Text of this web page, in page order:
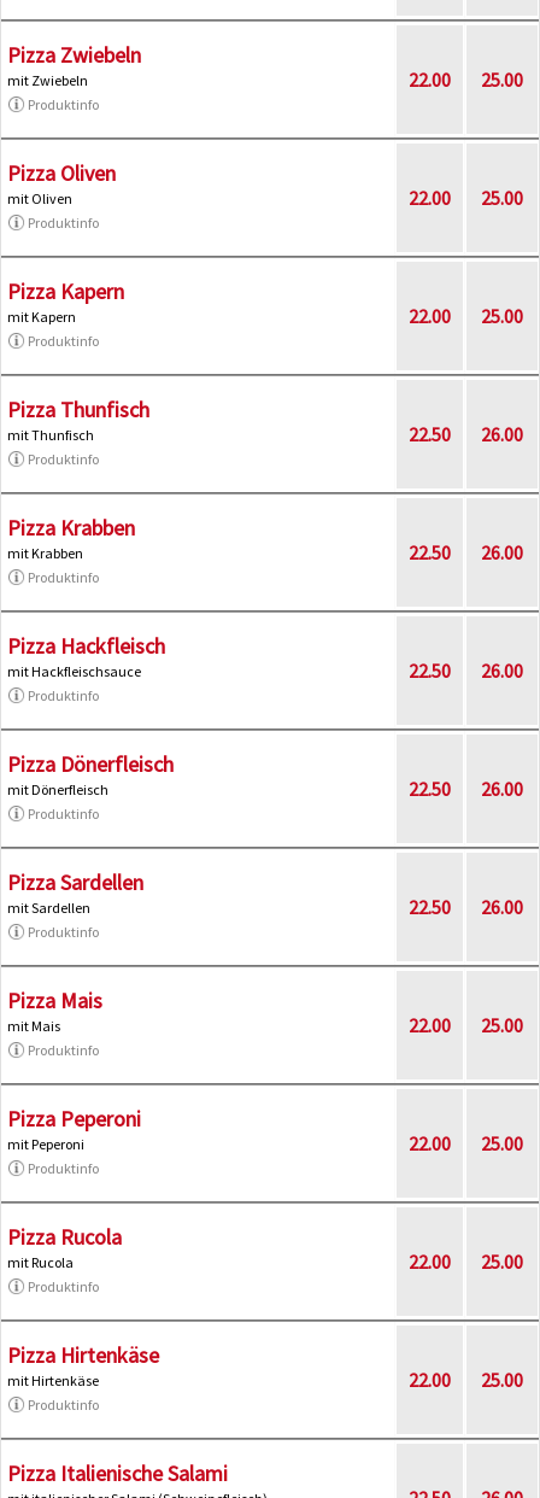
Pizza Zwiebeln
mit Zwiebeln
Produktinfo
22.00 25.00
Pizza Oliven
mit Oliven
Produktinfo
22.00 25.00
Pizza Kapern
mit Kapern
Produktinfo
22.00 25.00
Pizza Thunfisch
mit Thunfisch
Produktinfo
22.50 26.00
Pizza Krabben
mit Krabben
Produktinfo
22.50 26.00
Pizza Hackfleisch
mit Hackfleischsauce
Produktinfo
22.50 26.00
Pizza Dönerfleisch
mit Dönerfleisch
Produktinfo
22.50 26.00
Pizza Sardellen
mit Sardellen
Produktinfo
22.50 26.00
Pizza Mais
mit Mais
Produktinfo
22.00 25.00
Pizza Peperoni
mit Peperoni
Produktinfo
22.00 25.00
Pizza Rucola
mit Rucola
Produktinfo
22.00 25.00
Pizza Hirtenkäse
mit Hirtenkäse
Produktinfo
22.00 25.00
Pizza Italienische Salami